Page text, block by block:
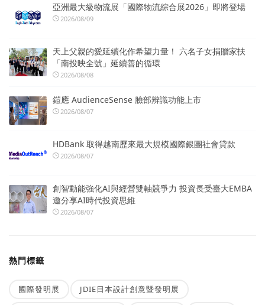
亞洲最大級物流展「國際物流綜合展2026」即將登場
2026/08/09
天上父親的愛延續化作希望力量！ 六名子女捐贈家扶
「南投映全號」延續善的循環
2026/08/08
鎧應 AudienceSense 臉部辨識功能上市
2026/08/07
HDBank 取得越南歷來最大規模國際銀團社會貸款
2026/08/07
創智動能強化AI與經營雙軸競爭力 投資長受臺大EMBA
邀分享AI時代投資思維
2026/08/07
熱門標籤
國際發明展 JDIE日本設計創意暨發明展